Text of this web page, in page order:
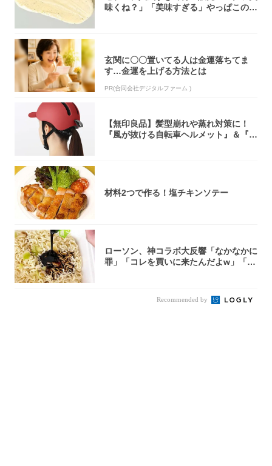
味くね？」「美味すぎる」やっぱこのク
玄関に〇〇置いてる人は金運落ちてま
す…金運を上げる方法とは
PR(合同会社デジタルファーム )
【無印良品】髪型崩れや蒸れ対策に！
『風が抜ける自転車ヘルメット』＆『2
材料2つで作る！塩チキンソテー
ローソン、神コラボ大反響「なかなかに
罪」「コレを買いに来たんだよw」「３
Recommended by